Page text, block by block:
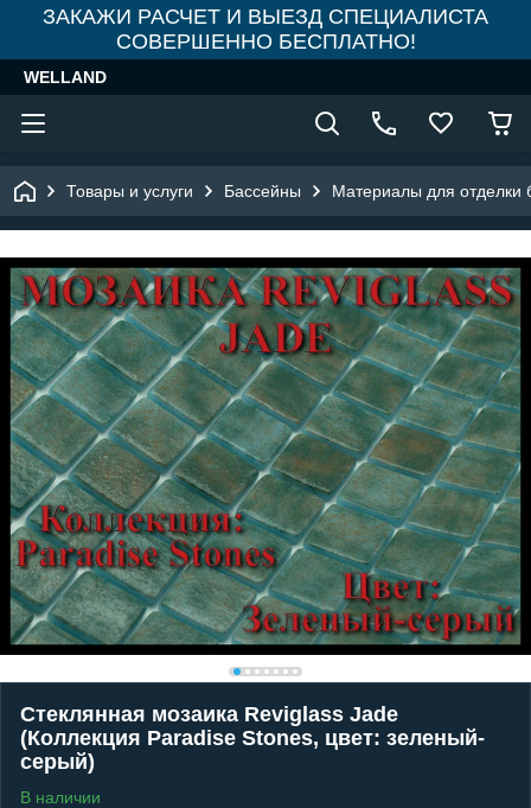
ЗАКАЖИ РАСЧЕТ И ВЫЕЗД СПЕЦИАЛИСТА
СОВЕРШЕННО БЕСПЛАТНО!
WELLAND
Товары и услуги Бассейны Материалы для отделки
Стеклянная мозаика Reviglass Jade
(Коллекция Paradise Stones, цвет: зеленый-
серый)
В наличии